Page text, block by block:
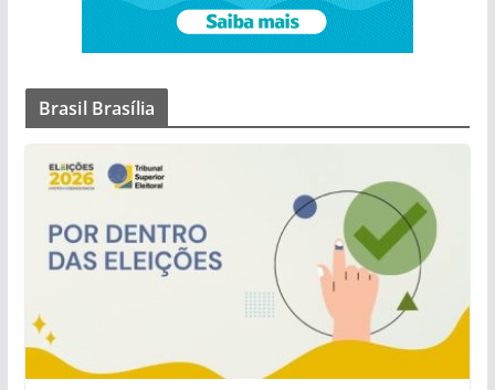
Brasil Brasília